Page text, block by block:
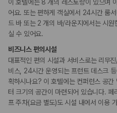
이 호텔에는 8 개의 레스토랑이 있으며
어요. 또는 편하게 객실에서 24시간 룸
드 바 또는 2 개의 바/라운지에서는 시원
실 수 있어요.
비즈니스 편의시설
대표적인 편의 시설과 서비스로는 리무
비스, 24시간 운영되는 프런트 데스크
획하시나요? 이 호텔에는 컨퍼런스 공
터 크기의 공간이 마련되어 있습니다.
프 주차(요금 별도)도 시설 내에서 이용